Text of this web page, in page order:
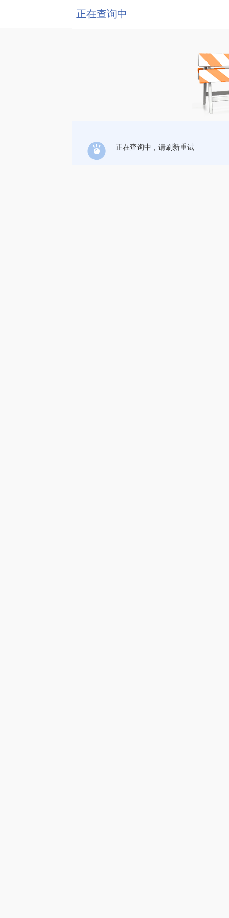
正在查询中
正在查询中，请刷新重试